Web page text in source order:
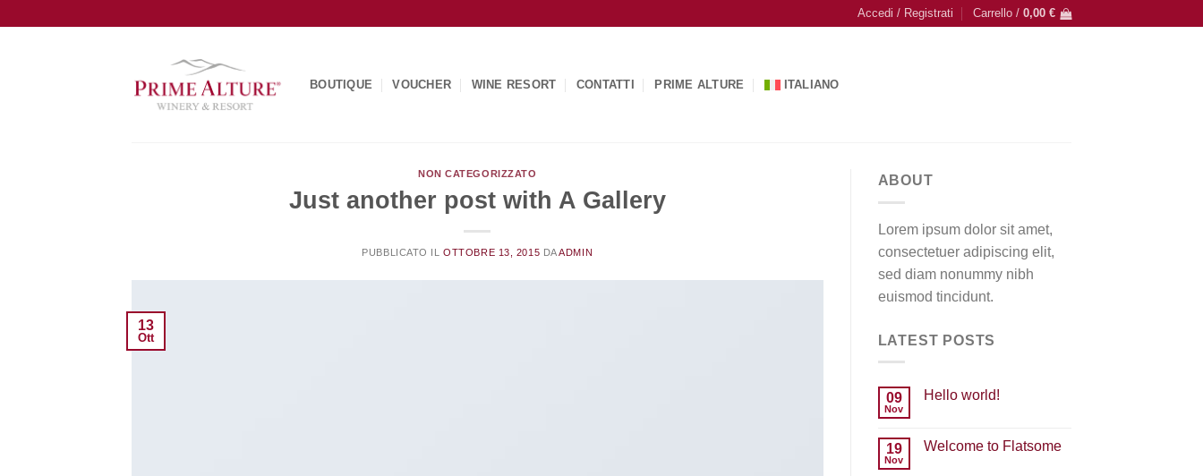
Accedi / Registrati Carrello / 0,00 €
BOUTIQUE VOUCHER WINE RESORT CONTATTI PRIME ALTURE ITALIANO
NON CATEGORIZZATO
Just another post with A Gallery
PUBBLICATO ILOTTOBRE 13, 2015 DAADMIN
13
Ott
ABOUT
Lorem ipsum dolor sit amet,
consectetuer adipiscing elit,
sed diam nonummy nibh
euismod tincidunt.
LATEST POSTS
09
Nov
Hello world!
Hello
19
Nov
Welcome to Flatsome